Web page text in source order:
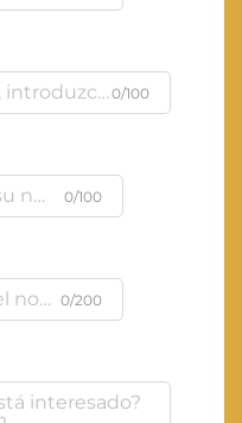
0/100
0/100
0/200